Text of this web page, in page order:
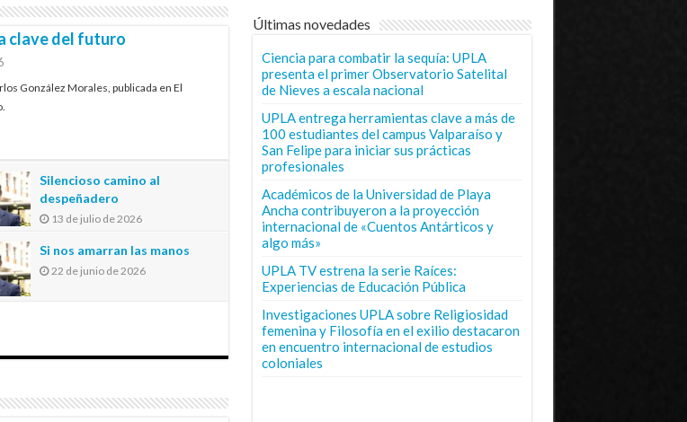
clave del futuro
González Morales, publicada en El
Silencioso camino al
despeñadero
13 de julio de 2026
Si nos amarran las manos
22 de junio de 2026
Últimas novedades
Ciencia para combatir la sequía: UPLA
presenta el primer Observatorio Satelital
de Nieves a escala nacional
UPLA entrega herramientas clave a más de
100 estudiantes del campus Valparaíso y
San Felipe para iniciar sus prácticas
profesionales
Académicos de la Universidad de Playa
Ancha contribuyeron a la proyección
internacional de «Cuentos Antárticos y
algo más»
UPLA TV estrena la serie Raíces:
Experiencias de Educación Pública
Investigaciones UPLA sobre Religiosidad
femenina y Filosofía en el exilio destacaron
en encuentro internacional de estudios
coloniales